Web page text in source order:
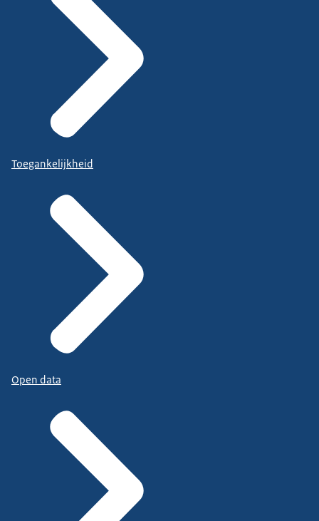
Toegankelijkheid
Open data